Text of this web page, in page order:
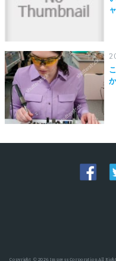
Copyright © 2026 Impress Corporation All